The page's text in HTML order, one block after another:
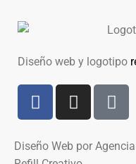
Diseño web y logotipo
Diseño Web por